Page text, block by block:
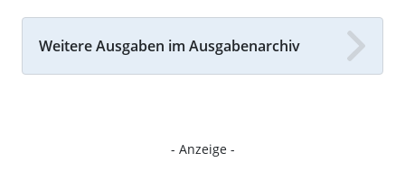
Weitere Ausgaben im Ausgabenarchiv
- Anzeige -